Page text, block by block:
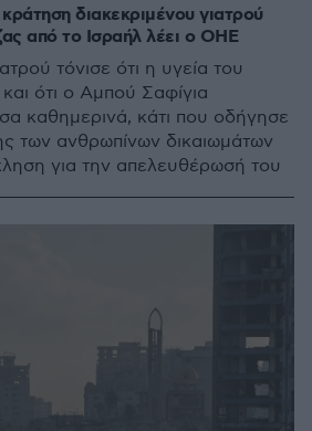
διακεκριμένου γιατρού
από το Ισραήλ λέει ο ΟΗΕ
τόνισε ότι η υγεία του
ότι ο Αμπού Σαφίγια
καθημερινά, κάτι που οδήγησε
των ανθρωπίνων δικαιωμάτων
για την απελευθέρωσή του